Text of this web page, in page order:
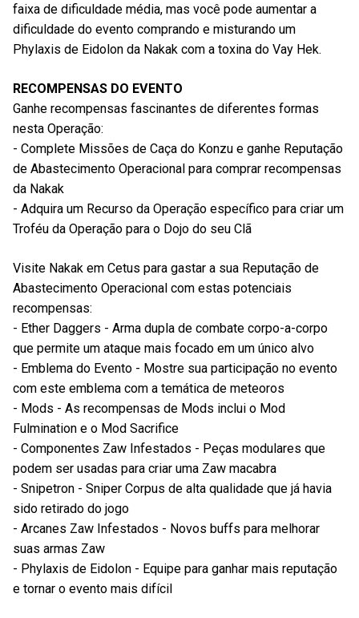
faixa de dificuldade média, mas você pode aumentar a
dificuldade do evento comprando e misturando um
Phylaxis de Eidolon da Nakak com a toxina do Vay Hek.
RECOMPENSAS DO EVENTO
Ganhe recompensas fascinantes de diferentes formas
nesta Operação:
- Complete Missões de Caça do Konzu e ganhe Reputação
de Abastecimento Operacional para comprar recompensas
da Nakak
- Adquira um Recurso da Operação específico para criar um
Troféu da Operação para o Dojo do seu Clã
Visite Nakak em Cetus para gastar a sua Reputação de
Abastecimento Operacional com estas potenciais
recompensas:
- Ether Daggers - Arma dupla de combate corpo-a-corpo
que permite um ataque mais focado em um único alvo
- Emblema do Evento - Mostre sua participação no evento
com este emblema com a temática de meteoros
- Mods - As recompensas de Mods inclui o Mod
Fulmination e o Mod Sacrifice
- Componentes Zaw Infestados - Peças modulares que
podem ser usadas para criar uma Zaw macabra
- Snipetron - Sniper Corpus de alta qualidade que já havia
sido retirado do jogo
- Arcanes Zaw Infestados - Novos buffs para melhorar
suas armas Zaw
- Phylaxis de Eidolon - Equipe para ganhar mais reputação
e tornar o evento mais difícil